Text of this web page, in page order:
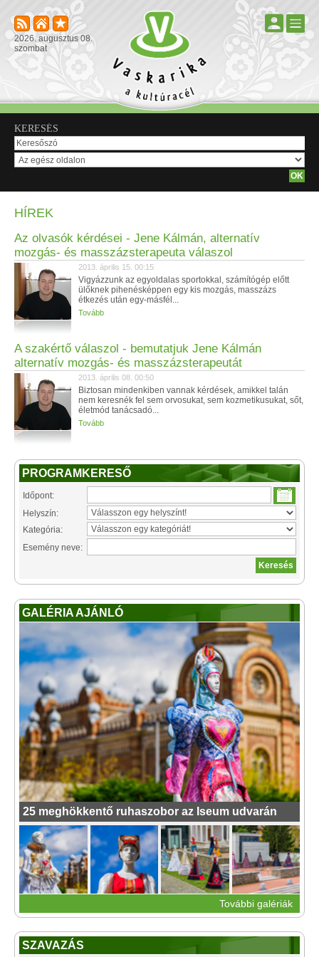
2026. augusztus 08.
szombat
KERESÉS
HÍREK
Az olvasók kérdései - Jene Kálmán, alternatív
mozgás- és masszázsterapeuta válaszol
2013. április 15. 00:15
Vigyázzunk az egyoldalas sportokkal, számítógép előtt
ülőknek pihenésképpen egy kis mozgás, masszázs
étkezés után egy-másfél...
Tovább
A szakértő válaszol - bemutatjuk Jene Kálmán
alternatív mozgás- és masszázsterapeutát
2013. április 08. 00:50
Biztosan mindenkiben vannak kérdések, amikkel talán
nem keresnék fel sem orvosukat, sem kozmetikusukat, sőt,
életmód tanácsadó...
Tovább
PROGRAMKERESŐ
Időpont:
Helyszín:
Kategória:
Esemény neve:
GALÉRIA AJÁNLÓ
25 meghökkentő ruhaszobor az Iseum udvarán
További galériák
SZAVAZÁS